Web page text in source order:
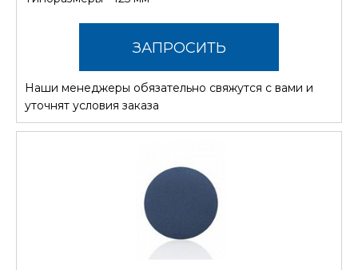
ЗАПРОСИТЬ
СТОИМОСТЬ
Наши менеджеры обязательно свяжутся с вами и
уточнят условия заказа